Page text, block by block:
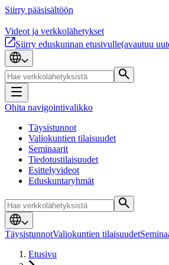
Siirry pääsisältöön
Videot ja verkkolähetykset
Siirry eduskunnan etusivulle(avautuu
Ohita navigointivalikko
Täysistunnot
Valiokuntien tilaisuudet
Seminaarit
Tiedotustilaisuudet
Esittelyvideot
Eduskuntaryhmät
TäysistunnotValiokuntien tilaisuudet
Etusivu